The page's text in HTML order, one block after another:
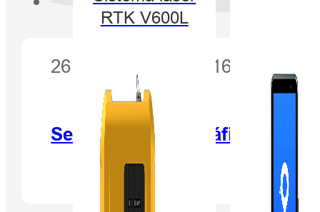
RTK V600L
26 de octubre de 2016
Seminario Hidrográfico Hi-